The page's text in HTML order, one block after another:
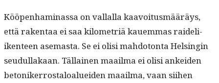
Kööpen­ham­i­nas­sa on val­lal­la kaavoitus­määräys,
että rak­en­taa ei saa kilo­metriä kauem­mas raideli­
iken­teen ase­mas­ta. Se ei olisi mah­do­ton­ta Helsin­gin
seudul­lakaan. Täl­lainen maail­ma ei olisi ankei­den
betoniker­rostaloaluei­den maail­ma, vaan siihen